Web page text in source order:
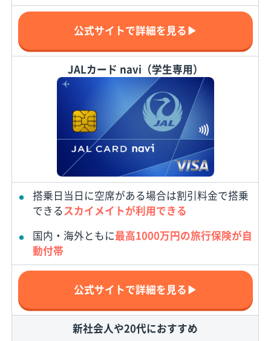
公式サイトで詳細を見る▶
JALカード navi（学生専用）
搭乗日当日に空席がある場合は割引料金で搭乗
できるスカイメイトが利用できる
国内・海外ともに最高1000万円の旅行保険が自
動付帯
公式サイトで詳細を見る▶
新社会人や20代におすすめ